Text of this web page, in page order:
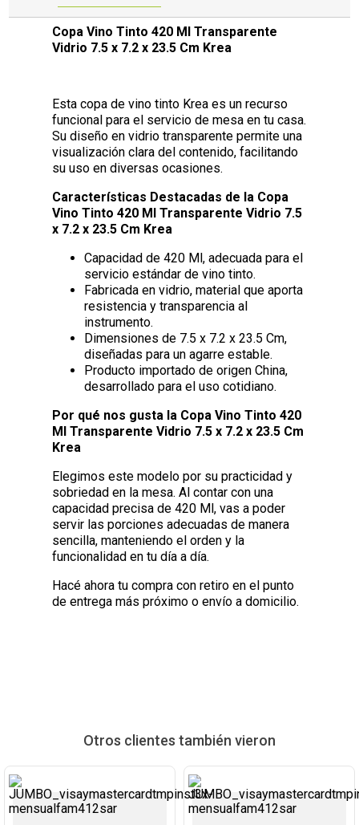
Copa Vino Tinto 420 Ml Transparente
Vidrio 7.5 x 7.2 x 23.5 Cm Krea
Esta copa de vino tinto Krea es un recurso
funcional para el servicio de mesa en tu casa.
Su diseño en vidrio transparente permite una
visualización clara del contenido, facilitando
su uso en diversas ocasiones.
Características Destacadas de la Copa
Vino Tinto 420 Ml Transparente Vidrio 7.5
x 7.2 x 23.5 Cm Krea
Capacidad de 420 Ml, adecuada para el
servicio estándar de vino tinto.
Fabricada en vidrio, material que aporta
resistencia y transparencia al
instrumento.
Dimensiones de 7.5 x 7.2 x 23.5 Cm,
diseñadas para un agarre estable.
Producto importado de origen China,
desarrollado para el uso cotidiano.
Por qué nos gusta la Copa Vino Tinto 420
Ml Transparente Vidrio 7.5 x 7.2 x 23.5 Cm
Krea
Elegimos este modelo por su practicidad y
sobriedad en la mesa. Al contar con una
capacidad precisa de 420 Ml, vas a poder
servir las porciones adecuadas de manera
sencilla, manteniendo el orden y la
funcionalidad en tu día a día.
Hacé ahora tu compra con retiro en el punto
de entrega más próximo o envío a domicilio.
Otros clientes también vieron